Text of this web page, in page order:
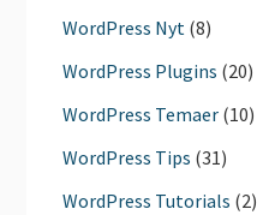
WordPress Nyt (8)
WordPress Plugins (20)
WordPress Temaer (10)
WordPress Tips (31)
WordPress Tutorials (2)